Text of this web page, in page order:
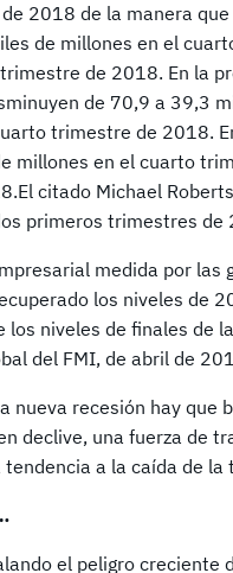
2018 de la manera que
de millones en el
de 2018. En la
de 70,9 a 39,3
trimestre de 2018.
millones en el cuarto
citado Michael
primeros trimestres de
medida por las
los niveles de
niveles de finales de
del FMI, de abril de
nueva recesión hay que
declive, una fuerza de
a la caída de la
el peligro creciente